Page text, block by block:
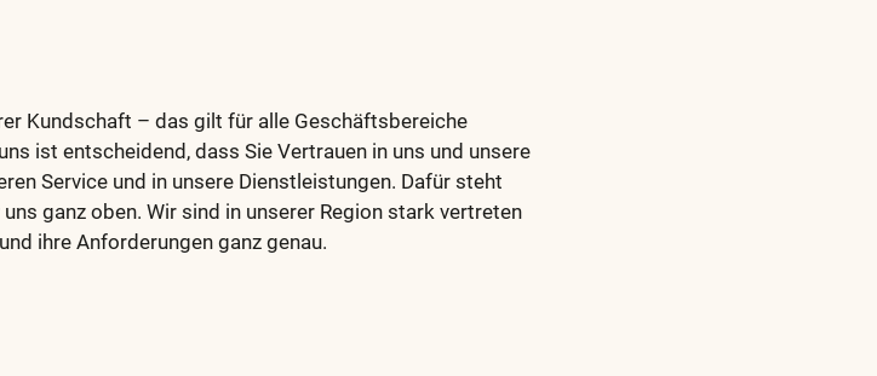
Kundschaft – das gilt für alle Geschäftsbereiche
ist entscheidend, dass Sie Vertrauen in uns und unsere
Service und in unsere Dienstleistungen. Dafür steht
ganz oben. Wir sind in unserer Region stark vertreten
ihre Anforderungen ganz genau.